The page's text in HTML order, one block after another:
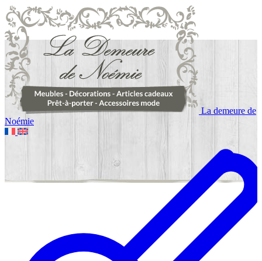
La demeure de
Noémie